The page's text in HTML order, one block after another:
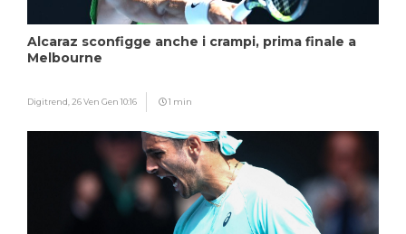
Alcaraz sconfigge anche i crampi, prima finale a
Melbourne
Digitrend, 26 Ven Gen 10:16 1 min